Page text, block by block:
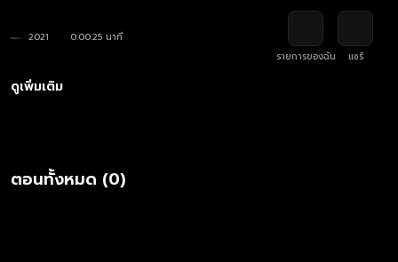
2021
0:00:25 นาที
รายการของฉัน
แชร์
ดูเพิ่มเติม
ตอนทั้งหมด (0)